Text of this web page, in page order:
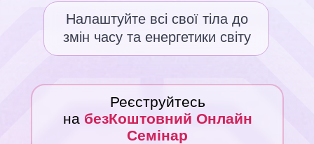
Налаштуйте всі свої тіла до
змін часу та енергетики світу
Реєструйтесь
на безКоштовний Онлайн
Семінар